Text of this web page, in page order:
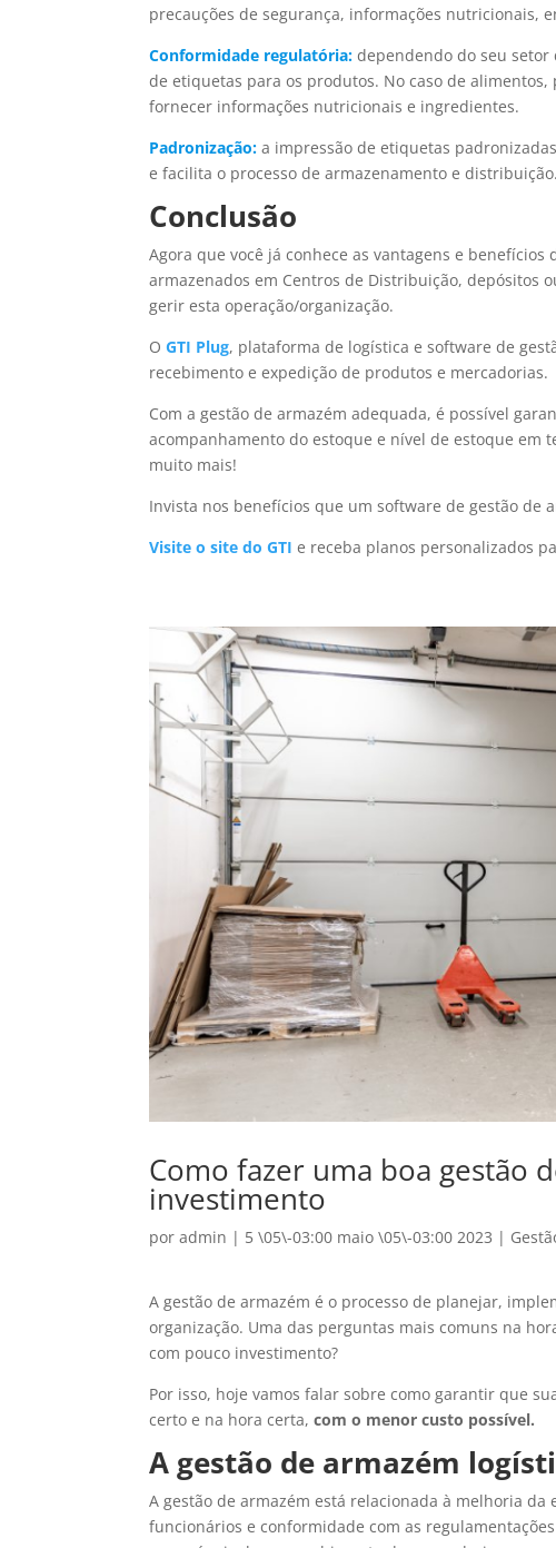
precauções de segurança, informações nutricionais,
Conformidade regulatória: dependendo do seu setor
de etiquetas para os produtos. No caso de
fornecer informações nutricionais e ingredientes.
Padronização: a impressão de etiquetas
e facilita o processo de armazenamento e distribuição.
Conclusão
Agora que você já conhece as vantagens e
armazenados em Centros de Distribuição, depósitos
gerir esta operação/organização.
OGTI Plug, plataforma de logística e software de
recebimento e expedição de produtos e mercadorias.
Com a gestão de armazém adequada, é possível
acompanhamento do estoque e nível de estoque em
muito mais!
Invista nos benefícios que um software de gestão de
Visite o site do GTI e receba planos personalizados
Como fazer uma boa gestão
investimento
poradmin | 5 \05\-03:00 maio \05\-03:00 2023 |
A gestão de armazém é o processo de planejar,
organização. Uma das perguntas mais comuns na
com pouco investimento?
Por isso, hoje vamos falar sobre como garantir que
certo e na hora certa,com o menor custo possível.
A gestão de armazém
A gestão de armazém está relacionada à melhoria
funcionários e conformidade com as